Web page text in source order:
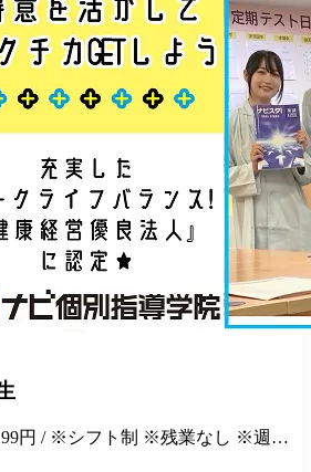
円 / ※シフト制 ※残業なし ※週１